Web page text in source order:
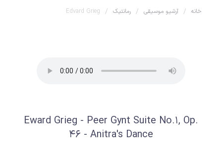
خانه / آرشیو موسیقی / رمانتیک /
Edvard Grieg
Eward Grieg - Peer Gynt Suite No.1, Op.
46 - Anitra's Dance